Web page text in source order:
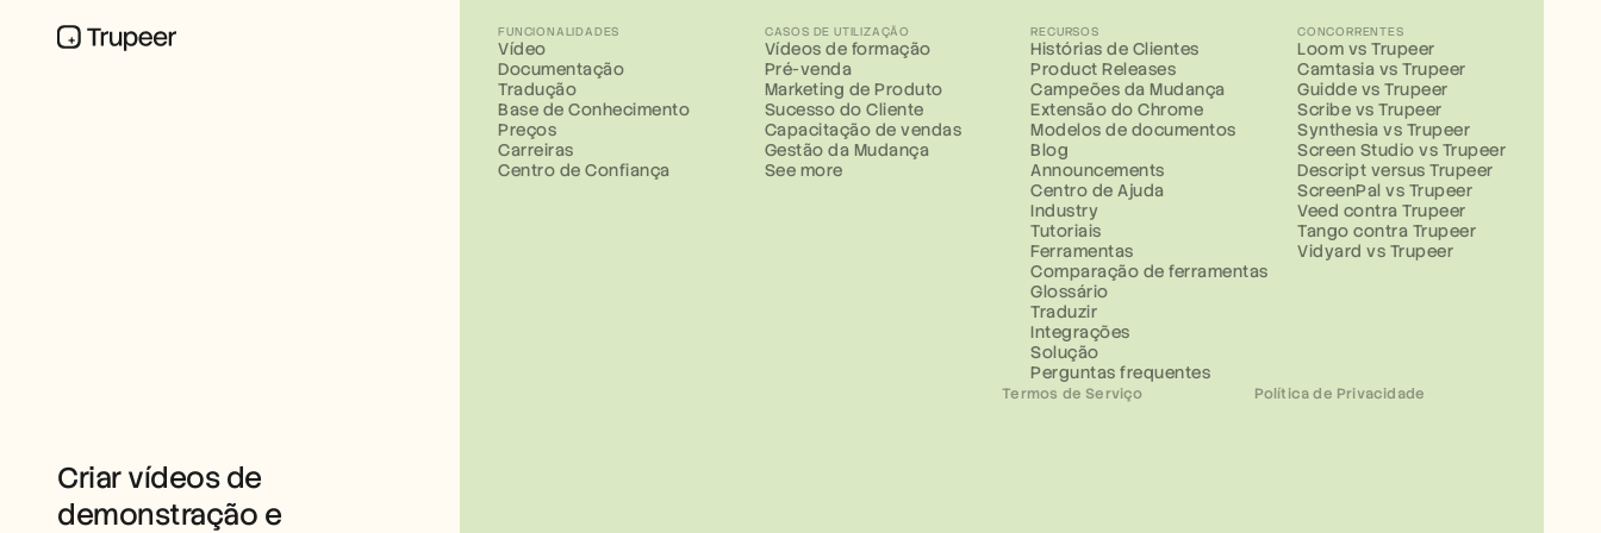
Criar vídeos de
demonstração e
FUNCIONALIDADES
Vídeo
Documentação
Tradução
Base de Conhecimento
Preços
Carreiras
Centro de Confiança
CASOS DE UTILIZAÇÃO
Vídeos de formação
Pré-venda
Marketing de Produto
Sucesso do Cliente
Capacitação de vendas
Gestão da Mudança
See more
RECURSOS
Histórias de Clientes
Product Releases
Campeões da Mudança
Extensão do Chrome
Modelos de documentos
Blog
Announcements
Centro de Ajuda
Industry
Tutoriais
Ferramentas
Comparação de ferramentas
Glossário
Traduzir
Integrações
Solução
Perguntas frequentes
CONCORRENTES
Loom vs Trupeer
Camtasia vs Trupeer
Guidde vs Trupeer
Scribe vs Trupeer
Synthesia vs Trupeer
Screen Studio vs Trupeer
Descript versus Trupeer
ScreenPal vs Trupeer
Veed contra Trupeer
Tango contra Trupeer
Vidyard vs Trupeer
Termos de Serviço Política de Privacidade